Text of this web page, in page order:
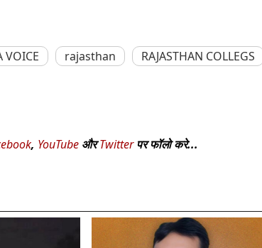
VOICE rajasthan
RAJASTHAN COLLEGS
, YouTube औरTwitterपर फॉलो करे...